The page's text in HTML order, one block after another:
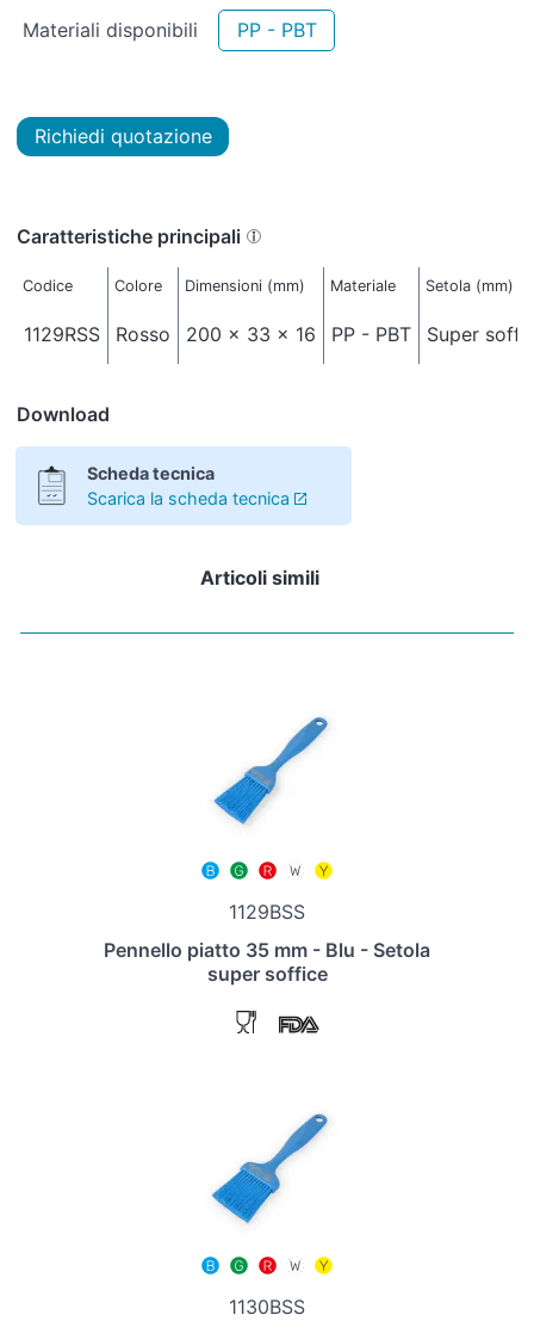
Materiali disponibili PP - PBT
Richiedi quotazione
Caratteristiche principali
Codice Colore Dimensioni (mm) Materiale Setola (mm)
1129RSS Rosso 200 x 33 x 16 PP - PBT Super
Download
Scheda tecnica
Scarica la scheda tecnica
Articoli simili
1129BSS
Pennello piatto 35 mm - Blu - Setola
super soffice
1130BSS